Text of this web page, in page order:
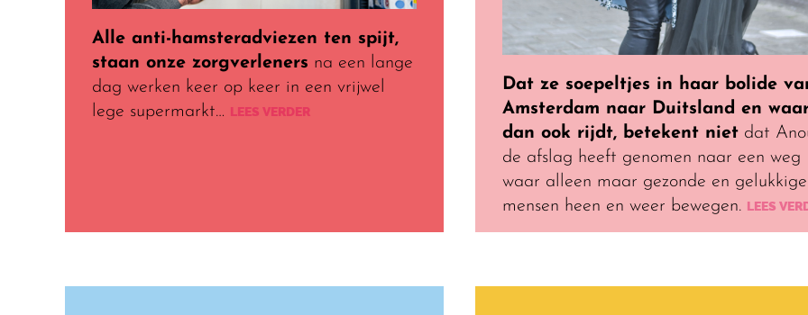
Alle anti-hamsteradviezen ten spijt,
staan onze zorgverleners na een lange
dag werken keer op keer in een vrijwel
lege supermarkt… LEES VERDER
Dat ze soepeltjes in haar bolide
Amsterdam naar Duitsland en
dan ook rijdt, betekent niet dat
de afslag heeft genomen naar een weg
waar alleen maar gezonde en gelukkige
mensen heen en weer bewegen. LEES